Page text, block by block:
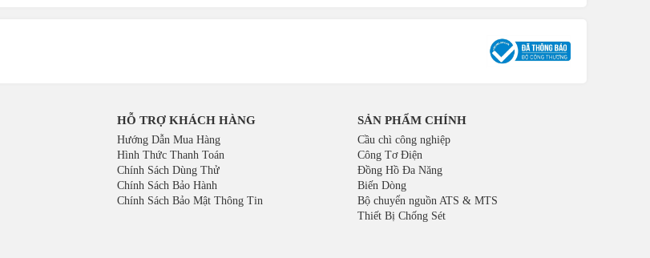
HỖ TRỢ KHÁCH HÀNG
Hướng Dẫn Mua Hàng
Hình Thức Thanh Toán
Chính Sách Dùng Thử
Chính Sách Bảo Hành
Chính Sách Bảo Mật Thông Tin
SẢN PHẨM CHÍNH
Cầu chì công nghiệp
Công Tơ Điện
Đồng Hồ Đa Năng
Biến Dòng
Bộ chuyển nguồn ATS & MTS
Thiết Bị Chống Sét